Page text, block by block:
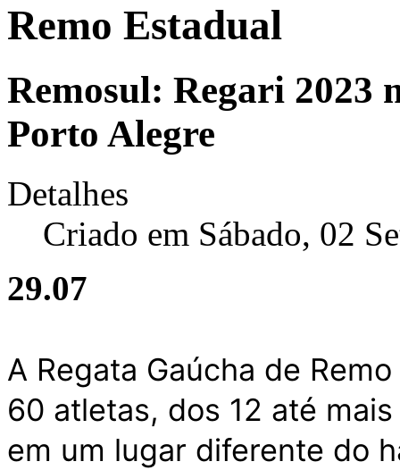
Remo Estadual
Remosul: Regari 2023
Porto Alegre
Detalhes
Criado em Sábado, 02
29.07
A Regata Gaúcha de
60 atletas, dos 12 até
em um lugar diferente do